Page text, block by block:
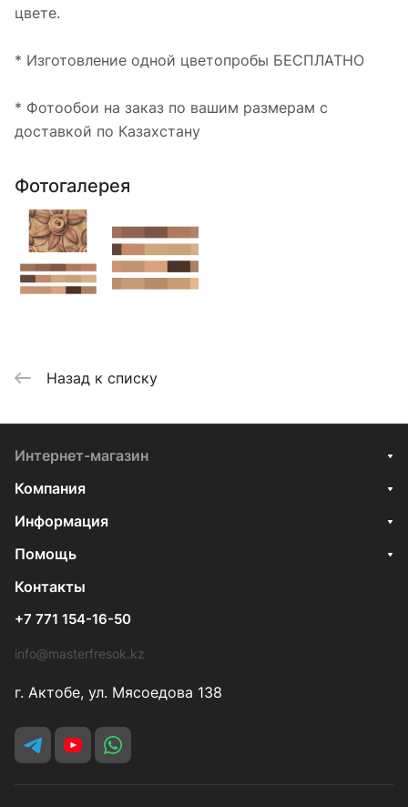
цвете.
* Изготовление одной цветопробы БЕСПЛАТНО
* Фотообои на заказ по вашим размерам с
доставкой по Казахстану
Фотогалерея
Назад к списку
Интернет-магазин
Компания
Информация
Помощь
Контакты
+7 771 154-16-50
info@masterfresok.kz
г. Актобе, ул. Мясоедова 138